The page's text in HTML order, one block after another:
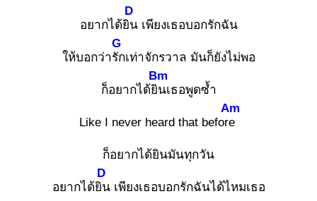
อยากได้ยิน
D
เพียงเธอบอกรักฉัน
ให้บอกว่ารัก
G
เท่าจักรวาล มันก็ยังไม่พอ
ก็อยากได้ยิน
Bm
เธอพูดซ้ำ
Like I never heard that before
Am
ก็อยากได้ยินมันทุกวัน
อยากได้ยิน
D
เพียงเธอบอกรักฉันได้ไหมเธอ